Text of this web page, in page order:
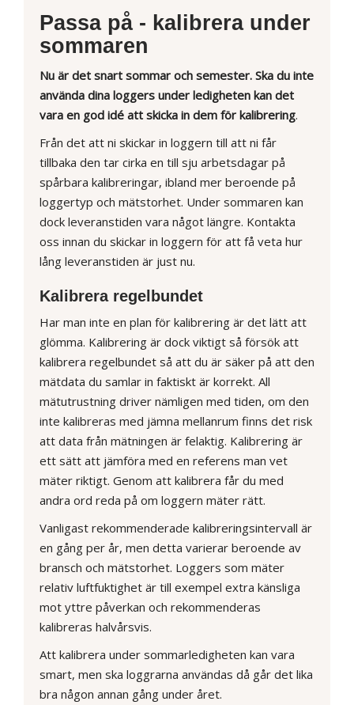
Passa på - kalibrera under
sommaren
Nu är det snart sommar och semester. Ska du inte
använda dina loggers under ledigheten kan det
vara en god idé att skicka in dem för kalibrering.
Från det att ni skickar in loggern till att ni får
tillbaka den tar cirka en till sju arbetsdagar på
spårbara kalibreringar, ibland mer beroende på
loggertyp och mätstorhet. Under sommaren kan
dock leveranstiden vara något längre. Kontakta
oss innan du skickar in loggern för att få veta hur
lång leveranstiden är just nu.
Kalibrera regelbundet
Har man inte en plan för kalibrering är det lätt att
glömma. Kalibrering är dock viktigt så försök att
kalibrera regelbundet så att du är säker på att den
mätdata du samlar in faktiskt är korrekt. All
mätutrustning driver nämligen med tiden, om den
inte kalibreras med jämna mellanrum finns det risk
att data från mätningen är felaktig. Kalibrering är
ett sätt att jämföra med en referens man vet
mäter riktigt. Genom att kalibrera får du med
andra ord reda på om loggern mäter rätt.
Vanligast rekommenderade kalibreringsintervall är
en gång per år, men detta varierar beroende av
bransch och mätstorhet. Loggers som mäter
relativ luftfuktighet är till exempel extra känsliga
mot yttre påverkan och rekommenderas
kalibreras halvårsvis.
Att kalibrera under sommarledigheten kan vara
smart, men ska loggrarna användas då går det lika
bra någon annan gång under året.